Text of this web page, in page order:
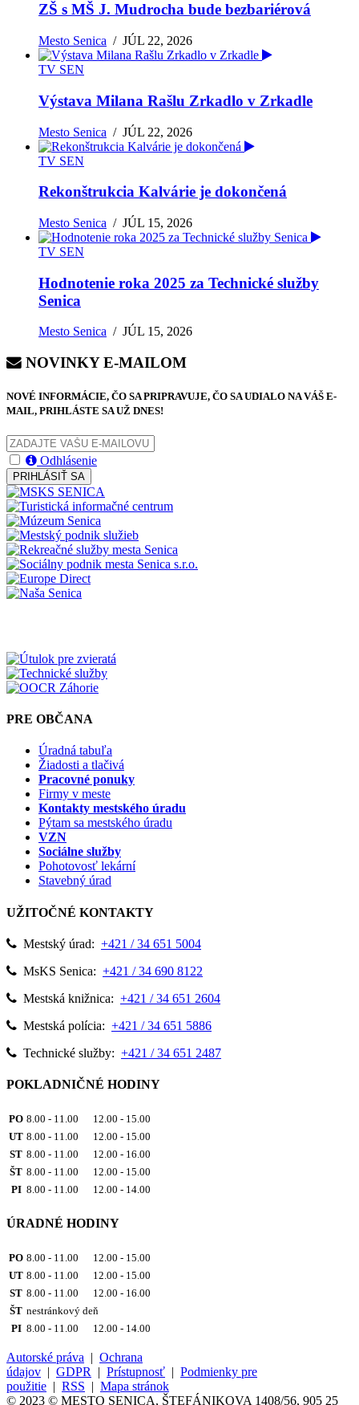
ZŠ s MŠ J. Mudrocha bude bezbariérová
Mesto Senica /JÚL 22, 2026
TV SEN
Výstava Milana Rašlu Zrkadlo v Zrkadle
Mesto Senica /JÚL 22, 2026
TV SEN
Rekonštrukcia Kalvárie je dokončená
Mesto Senica /JÚL 15, 2026
TV SEN
Hodnotenie roka 2025 za Technické služby
Senica
Mesto Senica /JÚL 15, 2026
NOVINKY E-MAILOM
NOVÉ INFORMÁCIE, ČO SA PRIPRAVUJE, ČO SA UDIALO NA VÁŠ E-
MAIL, PRIHLÁSTE SA UŽ DNES!
Odhlásenie
PRIHLÁSIŤ SA
PRE OBČANA
Úradná tabuľa
Žiadosti a tlačivá
Pracovné ponuky
Firmy v meste
Kontakty mestského úradu
Pýtam sa mestského úradu
VZN
Sociálne služby
Pohotovosť lekární
Stavebný úrad
UŽITOČNÉ KONTAKTY
Mestský úrad: +421 / 34 651 5004
MsKS Senica: +421 / 34 690 8122
Mestská knižnica: +421 / 34 651 2604
Mestská polícia: +421 / 34 651 5886
Technické služby: +421 / 34 651 2487
POKLADNIČNÉ HODINY
PO 8.00 - 11.00 12.00 - 15.00
UT 8.00 - 11.00 12.00 - 15.00
ST 8.00 - 11.00 12.00 - 16.00
ŠT 8.00 - 11.00 12.00 - 15.00
PI 8.00 - 11.00 12.00 - 14.00
ÚRADNÉ HODINY
PO 8.00 - 11.00 12.00 - 15.00
UT 8.00 - 11.00 12.00 - 15.00
ST 8.00 - 11.00 12.00 - 16.00
ŠT nestránkový deň
PI 8.00 - 11.00 12.00 - 14.00
Autorské práva | Ochrana
údajov | GDPR | Prístupnosť | Podmienky pre
použitie | RSS | Mapa stránok
© 2023 © MESTO SENICA, ŠTEFÁNIKOVA 1408/56, 905 25